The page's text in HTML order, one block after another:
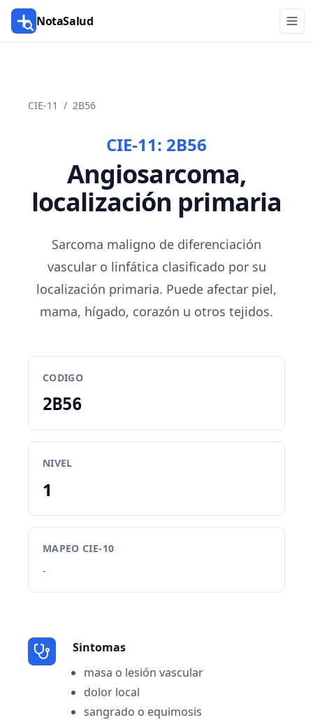
NotaSalud
CIE-11 / 2B56
CIE-11: 2B56
Angiosarcoma,
localización primaria
Sarcoma maligno de diferenciación
vascular o linfática clasificado por su
localización primaria. Puede afectar piel,
mama, hígado, corazón u otros tejidos.
CODIGO
2B56
NIVEL
1
MAPEO CIE-10
-
Sintomas
masa o lesión vascular
dolor local
sangrado o equimosis